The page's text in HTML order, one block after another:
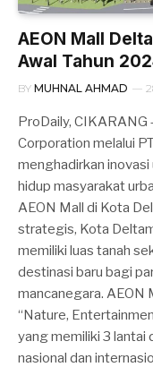
AEON Mall
Awal Tahun
BY MUHNAL AHMAD
ProDaily, CIKARANG
Corporation melalui
menghadirkan
hidup masyarakat
AEON Mall di Kota
strategis, Kota
memiliki luas tanah
destinasi baru bagi
mancanegara. AEON
“Nature,
yang memiliki 3
nasional dan